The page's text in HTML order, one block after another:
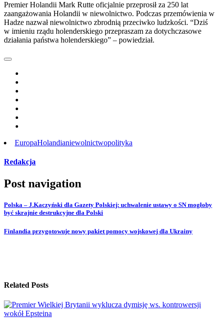
Premier Holandii Mark Rutte oficjalnie przeprosił za 250 lat
zaangażowania Holandii w niewolnictwo. Podczas przemówienia w
Hadze nazwał niewolnictwo zbrodnią przeciwko ludzkości. “Dziś
w imieniu rządu holenderskiego przepraszam za dotychczasowe
działania państwa holenderskiego” – powiedział.
EuropaHolandianiewolnictwopolityka
Redakcja
Post navigation
Polska – J.Kaczyński dla Gazety Polskiej: uchwalenie ustawy o SN mogłoby
być skrajnie destrukcyjne dla Polski
Finlandia przygotowuje nowy pakiet pomocy wojskowej dla Ukrainy
Related Posts